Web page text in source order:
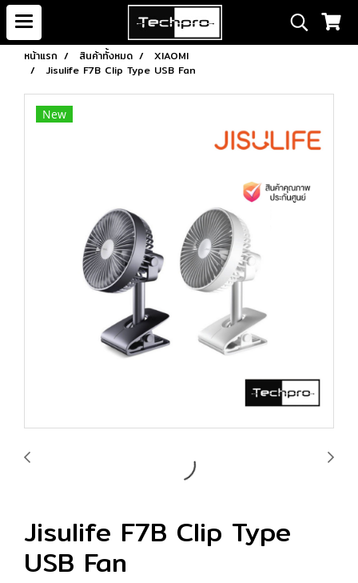
หน้าแรก สินค้าทั้งหมด
XIAOMI
Jisulife F7B Clip Type USB Fan
New
Jisulife F7B Clip Type
USB Fan